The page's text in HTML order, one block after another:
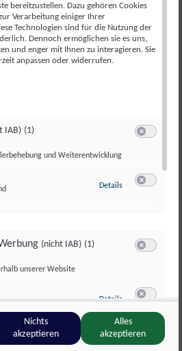
WIE FRÜHER: DIE
ERZÄHLT
bereitzustellen. Dazu gehören Cookies
Verarbeitung einiger Ihrer
Technologien sind für die Nutzung der
Dennoch ermöglichen sie es uns,
und enger mit Ihnen zu interagieren. Sie
anpassen oder widerrufen.
IAB) (1)
und Weiterentwicklung
Details zu Google
(nicht IAB) (1)
unserer Website
Details zu Google GTag
Switch zum
Nichts
akzeptieren
Alles
akzeptieren